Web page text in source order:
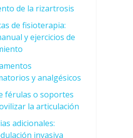
de la rizartrosis
de fisioterapia:
y ejercicios de
y analgésicos
férulas o soportes
la articulación
adicionales:
invasiva